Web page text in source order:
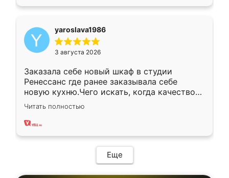
yaroslava1986
3 августа 2026
Заказала себе новый шкаф в студии
Ренессанс где ранее заказывала себе
новую кухню.Чего искать, когда качеством
вполне довольна. Служит кухня уже почти
два года, нареканий нет.
Читать полностью
Еще